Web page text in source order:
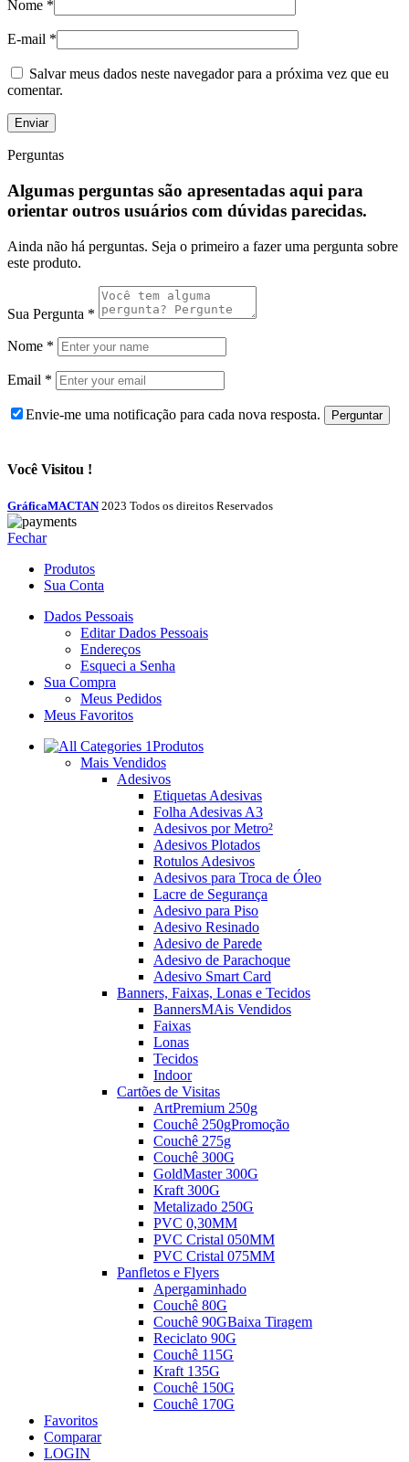
Nome *
E-mail *
Salvar meus dados neste navegador para a próxima vez que eu
comentar.
Perguntas
Algumas perguntas são apresentadas aqui para
orientar outros usuários com dúvidas parecidas.
Ainda não há perguntas. Seja o primeiro a fazer uma pergunta sobre
este produto.
Sua Pergunta *
Nome *
Email *
Envie-me uma notificação para cada nova resposta.
Você Visitou !
GráficaMACTAN 2023 Todos os direitos Reservados
Fechar
Produtos
Sua Conta
Dados Pessoais
Editar Dados Pessoais
Endereços
Esqueci a Senha
Sua Compra
Meus Pedidos
Meus Favoritos
Produtos
Mais Vendidos
Adesivos
Etiquetas Adesivas
Folha Adesivas A3
Adesivos por Metro²
Adesivos Plotados
Rotulos Adesivos
Adesivos para Troca de Óleo
Lacre de Segurança
Adesivo para Piso
Adesivo Resinado
Adesivo de Parede
Adesivo de Parachoque
Adesivo Smart Card
Banners, Faixas, Lonas e Tecidos
BannersMAis Vendidos
Faixas
Lonas
Tecidos
Indoor
Cartões de Visitas
ArtPremium 250g
Couchê 250gPromoção
Couchê 275g
Couchê 300G
GoldMaster 300G
Kraft 300G
Metalizado 250G
PVC 0,30MM
PVC Cristal 050MM
PVC Cristal 075MM
Panfletos e Flyers
Apergaminhado
Couchê 80G
Couchê 90GBaixa Tiragem
Reciclato 90G
Couchê 115G
Kraft 135G
Couchê 150G
Couchê 170G
Favoritos
Comparar
LOGIN